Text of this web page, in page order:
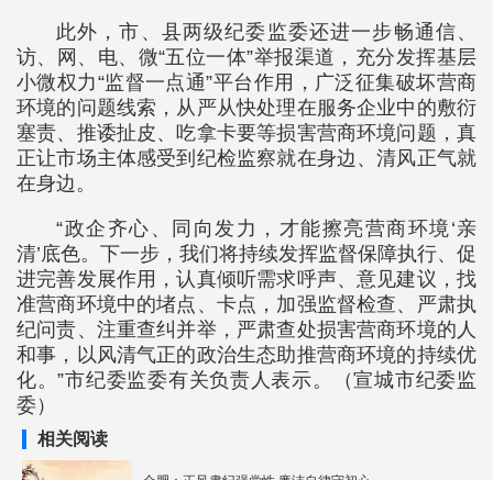
此外，市、县两级纪委监委还进一步畅通信、
访、网、电、微“五位一体”举报渠道，充分发挥基层
小微权力“监督一点通”平台作用，广泛征集破坏营商
环境的问题线索，从严从快处理在服务企业中的敷衍
塞责、推诿扯皮、吃拿卡要等损害营商环境问题，真
正让市场主体感受到纪检监察就在身边、清风正气就
在身边。
“政企齐心、同向发力，才能擦亮营商环境‘亲
清’底色。下一步，我们将持续发挥监督保障执行、促
进完善发展作用，认真倾听需求呼声、意见建议，找
准营商环境中的堵点、卡点，加强监督检查、严肃执
纪问责、注重查纠并举，严肃查处损害营商环境的人
和事，以风清气正的政治生态助推营商环境的持续优
化。”市纪委监委有关负责人表示。（宣城市纪委监
委）
相关阅读